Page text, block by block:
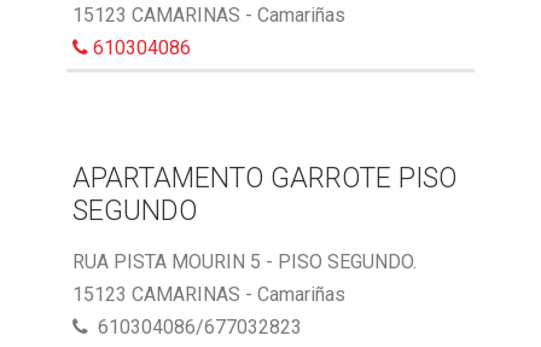
15123 CAMARINAS - Camariñas
610304086
APARTAMENTO GARROTE PISO
SEGUNDO
RUA PISTA MOURIN 5 - PISO SEGUNDO.
15123 CAMARINAS - Camariñas
610304086/677032823